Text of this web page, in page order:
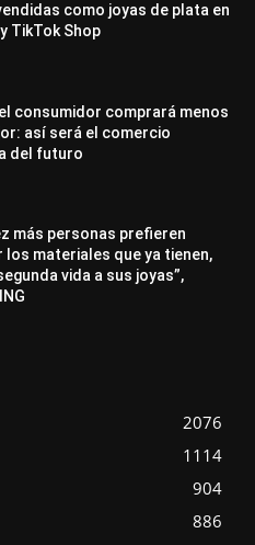
como joyas de plata en
TikTok Shop
consumidor comprará menos
así será el comercio
del futuro
más personas prefieren
los materiales que ya tienen,
vida a sus joyas”,
2076
1114
904
886